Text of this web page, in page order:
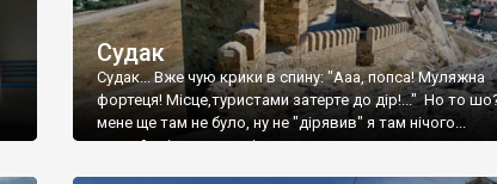
Судак
Судак... Вже чую крики в спину: "Ааа, попса! Муляжна
фортеця! Місце,туристами затерте до дір!..." Но то
мене ще там не було, ну не "дірявив" я там нічого...
принаймні до цього літа.